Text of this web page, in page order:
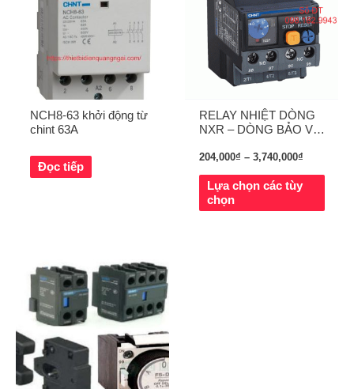
NCH8-63 khởi động từ
chint 63A
Đọc tiếp
RELAY NHIỆT DÒNG
NXR – DÒNG BẢO VỆ
204,000₫ – 3,740,000₫
Lựa chọn các tùy
chọn